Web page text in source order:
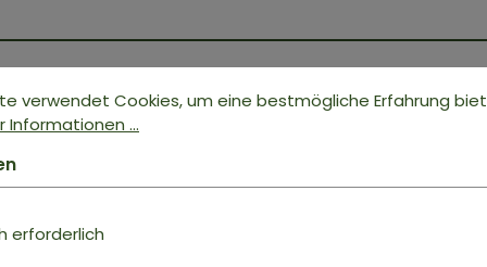
verwendet Cookies, um eine bestmögliche Erfahrung
Informationen ...
erforderlich